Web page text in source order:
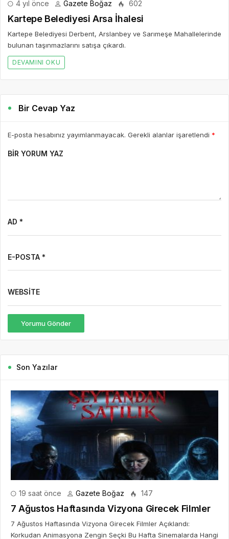
4 yıl önce Gazete Boğaz 602
Kartepe Belediyesi Arsa İhalesi
Kartepe Belediyesi Derbent, Arslanbey ve Sarımeşe Mahallelerinde
bulunan taşınmazlarını satışa çıkardı.
DEVAMINI OKU
Bir Cevap Yaz
E-posta hesabınız yayımlanmayacak. Gerekli alanlar işaretlendi *
BIR YORUM YAZ
AD *
E-POSTA *
WEBSITE
Yorumu Gönder
Son Yazılar
19 saat önce Gazete Boğaz 147
7 Ağustos Haftasında Vizyona Girecek Filmler
7 Ağustos Haftasında Vizyona Girecek Filmler Açıklandı:
Korkudan Animasyona Zengin Seçki Bu Hafta Sinemalarda Hangi